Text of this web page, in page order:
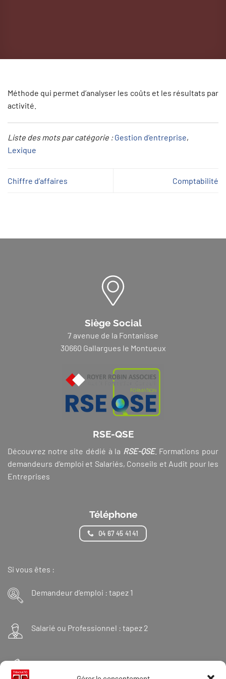
Méthode qui permet d’analyser les coûts et les résultats par
activité.
Liste des mots par catégorie : Gestion d’entreprise
Lexique
Chiffre d’affaires Comptabilité
Siège Social
7 avenue de la Fontanisse
30660 Gallargues le Montueux
RSE-QSE
Découvrez notre site dédié à la RSE-QSE. Formations pour
demandeurs d’emploi et Salariés, Conseils et Audit pour les
Entreprises
Téléphone
04 67 45 41 41
Si vous êtes :
Demandeur d’emploi : tapez 1
Salarié ou Professionnel : tapez 2
Financeur : tapez 3